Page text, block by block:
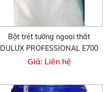
Bột trét tường ngoại thất
DULUX PROFESSIONAL E700
Giá: Liên hệ